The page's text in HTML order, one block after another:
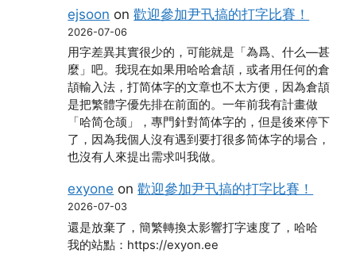
ejsoon on歡迎參加尹卂搞的打字比賽！
2026-07-06
用字差異其實很少的，可能就是「為爲、什么―甚
麼」吧。我現在如果用哈哈倉頡，或者用任何的倉
頡輸入法，打简体字的文章也不太方便，因為倉頡
是把繁體字優先排在前面的。一年前我有計畫做
「哈简仓颉」，專門針對简体字的，但是後來停下
了，因為我個人沒有遇到要打很多简体字的場合，
也沒有人來提出需求叫我做。
exyone on歡迎參加尹卂搞的打字比賽！
2026-07-03
還是放棄了，簡繁轉換太影響打字速度了，哈哈
我的站點：https://exyon.ee